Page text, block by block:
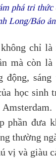
phá tri thức
Long/Báo
chỉ
mà còn
động,
học sinh
phần đưa
thường
vị và giàu